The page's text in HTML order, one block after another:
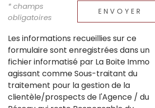
* champs
obligatoires
ENVOYER
Les informations recueillies sur ce
formulaire sont enregistrées dans un
fichier informatisé par La Boite Immo
agissant comme Sous-traitant du
traitement pour la gestion de la
clientèle/prospects de l'Agence / du